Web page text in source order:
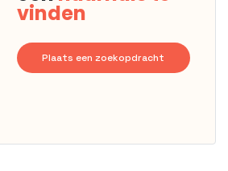
vinden
Plaats een zoekopdracht